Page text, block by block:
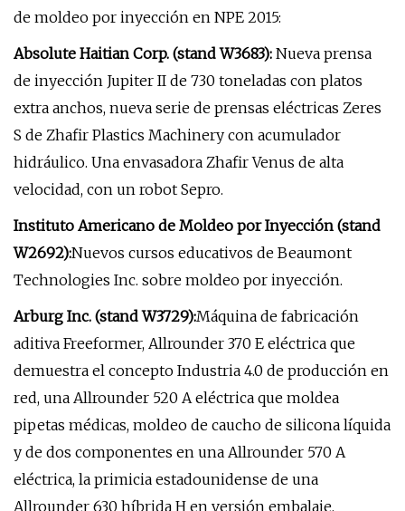
de moldeo por inyección en NPE 2015:
Absolute Haitian Corp. (stand W3683): Nueva prensa
de inyección Jupiter II de 730 toneladas con platos
extra anchos, nueva serie de prensas eléctricas Zeres
S de Zhafir Plastics Machinery con acumulador
hidráulico. Una envasadora Zhafir Venus de alta
velocidad, con un robot Sepro.
Instituto Americano de Moldeo por Inyección (stand
W2692):Nuevos cursos educativos de Beaumont
Technologies Inc. sobre moldeo por inyección.
Arburg Inc. (stand W3729):Máquina de fabricación
aditiva Freeformer, Allrounder 370 E eléctrica que
demuestra el concepto Industria 4.0 de producción en
red, una Allrounder 520 A eléctrica que moldea
pipetas médicas, moldeo de caucho de silicona líquida
y de dos componentes en una Allrounder 570 A
eléctrica, la primicia estadounidense de una
Allrounder 630 híbrida H en versión embalaje,